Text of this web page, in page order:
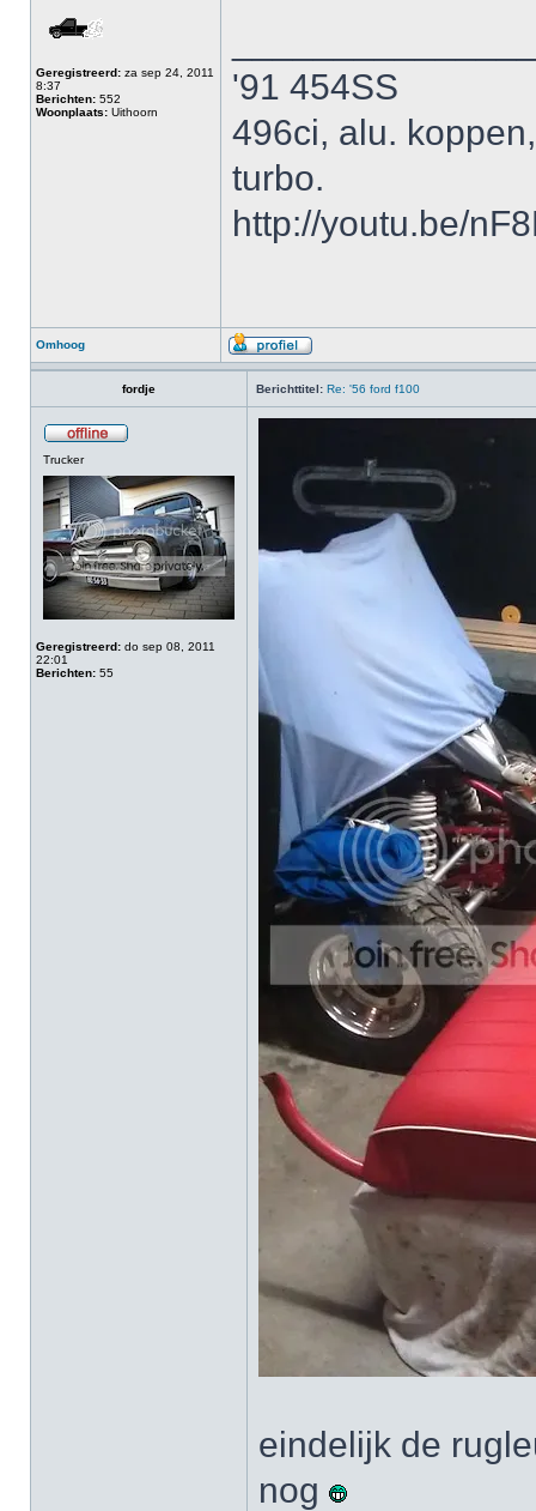
Geregistreerd: za sep 24, 2011
8:37
Berichten: 552
Woonplaats: Uithoorn
'91 454SS
496ci, alu.
turbo.
http://youtu.be/
Omhoog
fordje Berichttitel: Re: '56 ford f100
Trucker
Geregistreerd: do sep 08, 2011
22:01
Berichten: 55
eindelijk de
nog